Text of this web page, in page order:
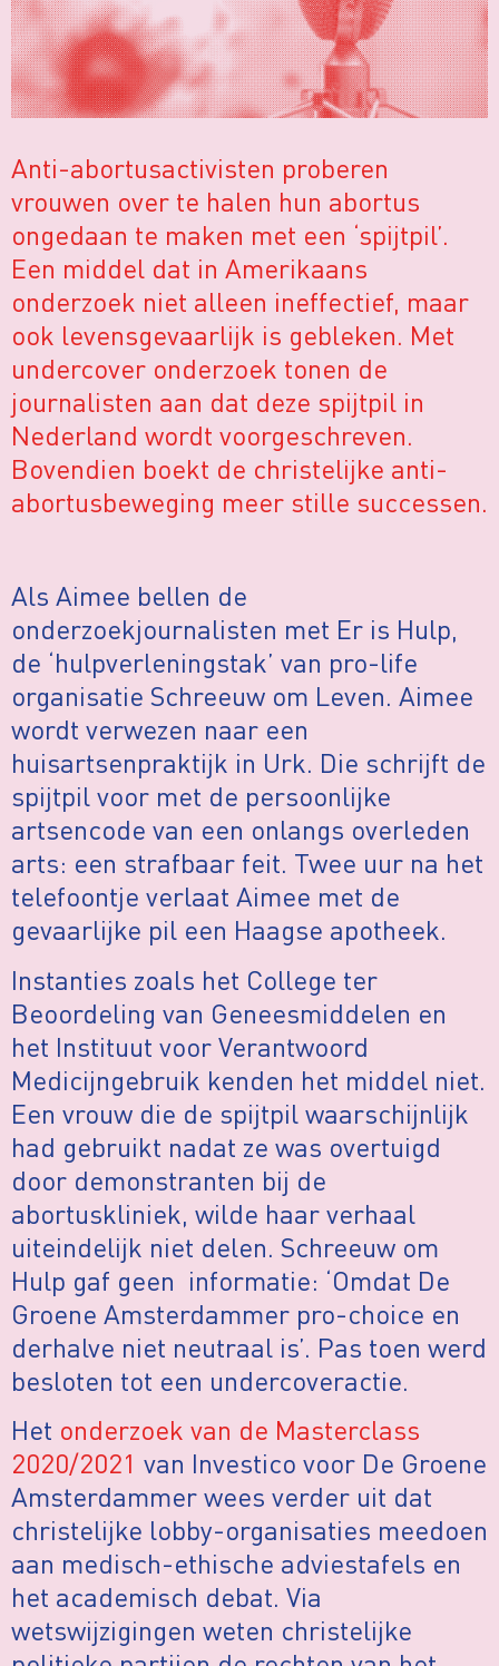
Anti-abortusactivisten proberen
vrouwen over te halen hun abortus
ongedaan te maken met een ‘spijtpil’.
Een middel dat in Amerikaans
onderzoek niet alleen ineffectief, maar
ook levensgevaarlijk is gebleken. Met
undercover onderzoek tonen de
journalisten aan dat deze spijtpil in
Nederland wordt voorgeschreven.
Bovendien boekt de christelijke anti-
abortusbeweging meer stille successen.
Als Aimee bellen de
onderzoekjournalisten met Er is Hulp,
de ‘hulpverleningstak’ van pro-life
organisatie Schreeuw om Leven. Aimee
wordt verwezen naar een
huisartsenpraktijk in Urk. Die schrijft de
spijtpil voor met de persoonlijke
artsencode van een onlangs overleden
arts: een strafbaar feit. Twee uur na het
telefoontje verlaat Aimee met de
gevaarlijke pil een Haagse apotheek.
Instanties zoals het College ter
Beoordeling van Geneesmiddelen en
het Instituut voor Verantwoord
Medicijngebruik kenden het middel niet.
Een vrouw die de spijtpil waarschijnlijk
had gebruikt nadat ze was overtuigd
door demonstranten bij de
abortuskliniek, wilde haar verhaal
uiteindelijk niet delen. Schreeuw om
Hulp gaf geen informatie: ‘Omdat De
Groene Amsterdammer pro-choice en
derhalve niet neutraal is’. Pas toen werd
besloten tot een undercoveractie.
Het onderzoek van de Masterclass
2020/2021 van Investico voor De Groene
Amsterdammer wees verder uit dat
christelijke lobby-organisaties meedoen
aan medisch-ethische adviestafels en
het academisch debat. Via
wetswijzigingen weten christelijke